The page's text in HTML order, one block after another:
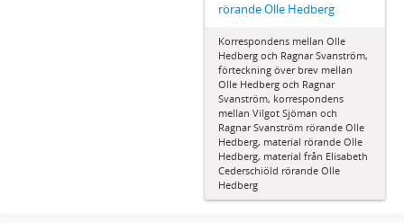
rörande Olle Hedberg
Korrespondens mellan Olle
Hedberg och Ragnar Svanström,
förteckning över brev mellan
Olle Hedberg och Ragnar
Svanström, korrespondens
mellan Vilgot Sjöman och
Ragnar Svanström rörande Olle
Hedberg, material rörande Olle
Hedberg, material från Elisabeth
Cederschiöld rörande Olle
Hedberg